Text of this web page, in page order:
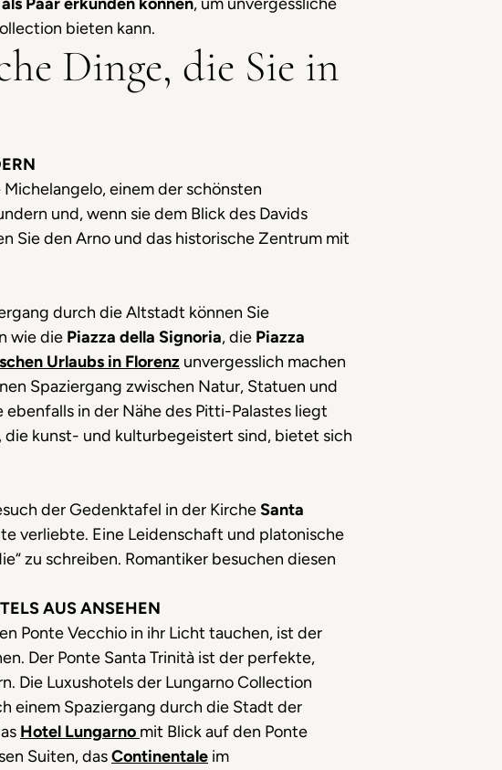
bieten kann.
Dinge, die Sie in
einem der schönsten
und, wenn sie dem Blick des Davids
Sie den Arno und das historische Zentrum mit
durch die Altstadt können Sie
wie die Piazza della Signoria, die Piazza
Urlaubs in Florenz unvergesslich machen
Spaziergang zwischen Natur, Statuen und
ebenfalls in der Nähe des Pitti-Palastes liegt
die kunst- und kulturbegeistert sind, bietet sich
der Gedenktafel in der KircheSanta
verliebte. Eine Leidenschaft und platonische
zu schreiben. Romantiker besuchen diesen
AUS ANSEHEN
Ponte Vecchio in ihr Licht tauchen, ist der
Der Ponte Santa Trinità ist der perfekte,
Die Luxushotels der Lungarno Collection
einem Spaziergang durch die Stadt der
Hotel Lungarno mit Blick auf den Ponte
Suiten, dasContinentale im